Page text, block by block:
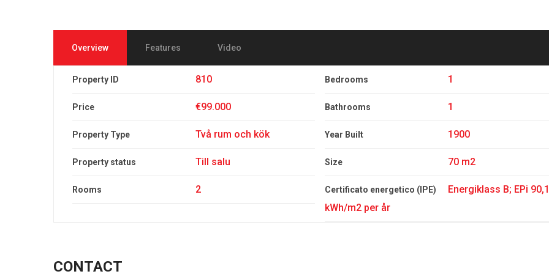
Overview Features Video
Property ID 810
Price €99.000
Property Type Två rum och kök
Property status Till salu
Rooms 2
Bedrooms 1
Bathrooms 1
Year Built 1900
Size 70 m2
Certificato energetico (IPE)
Energiklass B; EPi
kWh/m2 per år
CONTACT